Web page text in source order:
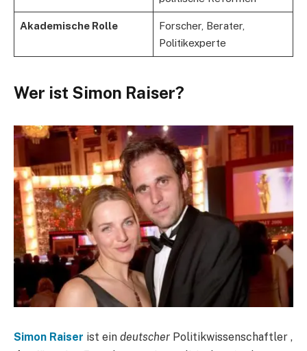
Akademische Rolle
Forscher, Berater,
Politikexperte
Wer ist Simon Raiser?
Simon Raiser ist ein deutscher Politikwissenschaftler ,